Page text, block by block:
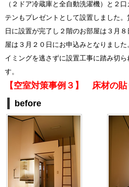
（２ドア冷蔵庫と全自動洗濯機）と２
テンもプレゼントとして設置しました
日に設置が完了し２階のお部屋は３月
屋は３月２０日にお申込みとなりまし
イミングを逃さずに設置工事に踏み切
す。
【空室対策事例３】 床材の
before